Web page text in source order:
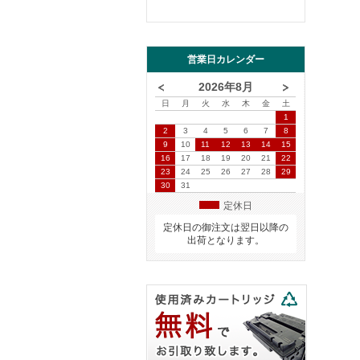
営業日カレンダー
2026年8月
日 月 火 水 木 金
土
1
2
3 4 5 6 7
8
9
10 11 12 13 14
15
16
17 18 19 20 21
22
23
24 25 26 27 28
29
30
31
定休日
定休日の御注文は翌日以降の
出荷となります。